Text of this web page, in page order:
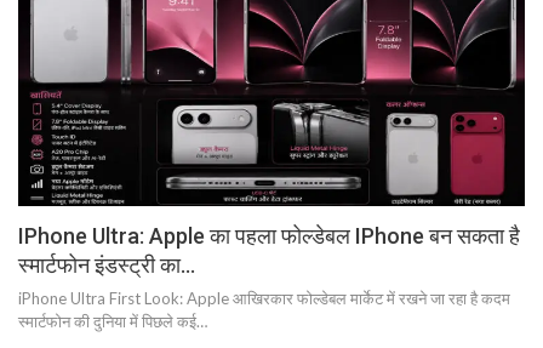
IPhone Ultra: Apple का पहला फोल्डेबल IPhone बन सकता है
स्मार्टफोन इंडस्ट्री का…
iPhone Ultra First Look: Apple आखिरकार फोल्डेबल मार्केट में रखने जा रहा है कदम
स्मार्टफोन की दुनिया में पिछले कई…